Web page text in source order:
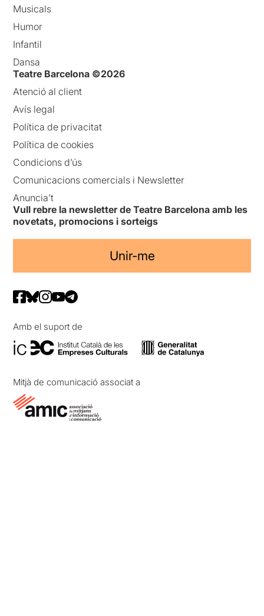
Musicals
Humor
Infantil
Dansa
Teatre Barcelona ©2026
Atenció al client
Avís legal
Política de privacitat
Política de cookies
Condicions d’ús
Comunicacions comercials i Newsletter
Anuncia’t
Vull rebre la newsletter de Teatre Barcelona amb les
novetats, promocions i sorteigs
Unir-me
Amb el suport de
Mitjà de comunicació associat a